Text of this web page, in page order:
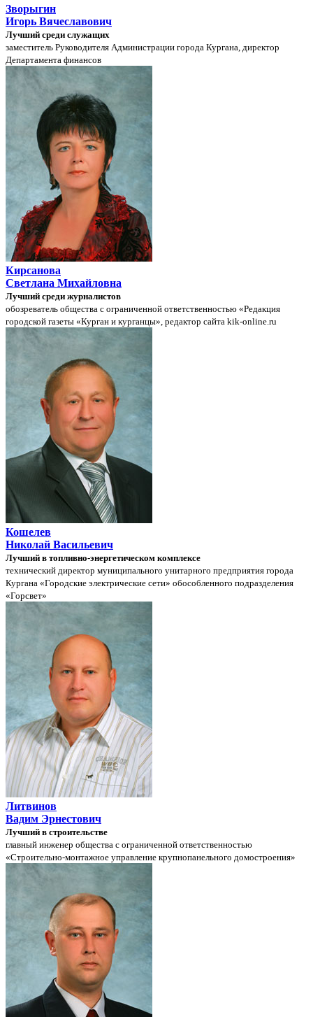
Зворыгин
Игорь Вячеславович
Лучший среди служащих
заместитель Руководителя Администрации города Кургана, директор
Департамента финансов
Кирсанова
Светлана Михайловна
Лучший среди журналистов
обозреватель общества с ограниченной ответственностью «Редакция
городской газеты «Курган и курганцы», редактор сайта kik-online.ru
Кошелев
Николай Васильевич
Лучший в топливно-энергетическом комплексе
технический директор муниципального унитарного предприятия города
Кургана «Городские электрические сети» обособленного подразделения
«Горсвет»
Литвинов
Вадим Эрнестович
Лучший в строительстве
главный инженер общества с ограниченной ответственностью
«Строительно-монтажное управление крупнопанельного домостроения»